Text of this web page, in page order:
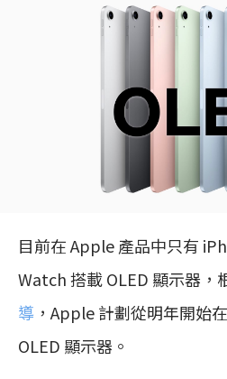
目前在 Apple 產品中只有
Watch 搭載 OLED 顯示器，
導 ，Apple 計劃從明年開始
OLED 顯示器。